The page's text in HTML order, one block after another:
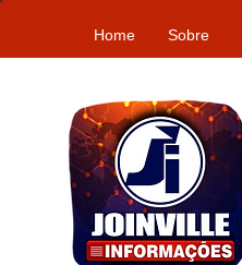
Home Sobre